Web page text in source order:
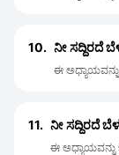
10. ನೀ ಸದ್ದಿರದೆ
ಈ
11. ನೀ ಸದ್ದಿರದೆ
ಈ